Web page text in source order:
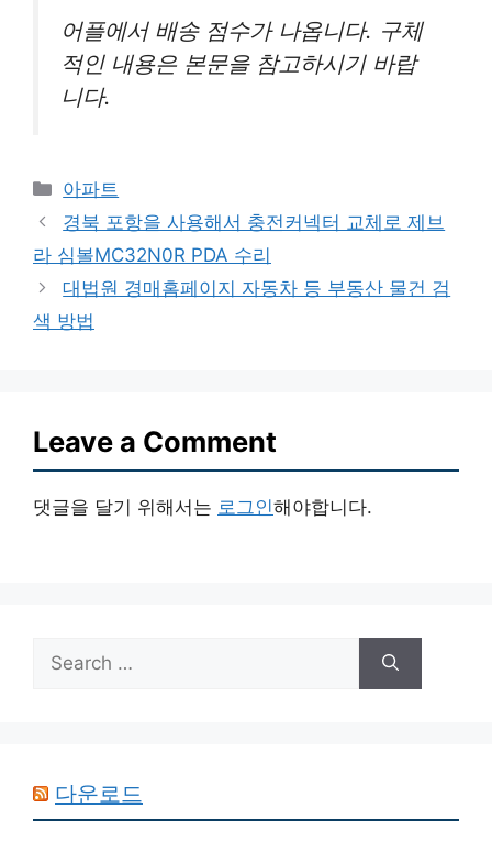
어플에서 배송 점수가 나옵니다. 구체
적인 내용은 본문을 참고하시기 바랍
니다.
Categories
아파트
경북 포항을 사용해서 충전커넥터 교체로 제브
라 심볼MC32N0R PDA 수리
대법원 경매홈페이지 자동차 등 부동산 물건 검
색 방법
Leave a Comment
댓글을 달기 위해서는 로그인해야합니다.
for:
다운로드